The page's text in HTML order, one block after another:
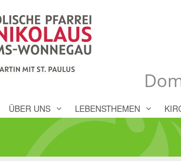
ÜBER UNS LEBENSTHEMEN